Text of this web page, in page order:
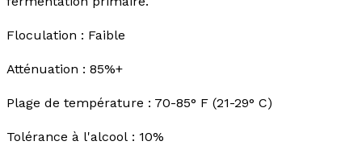
Floculation : Faible
Atténuation : 85%+
Plage de température : 70-85° F (21-29° C)
Tolérance à l'alcool : 10%